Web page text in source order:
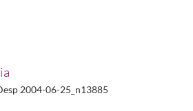
2004-06-25_n13885